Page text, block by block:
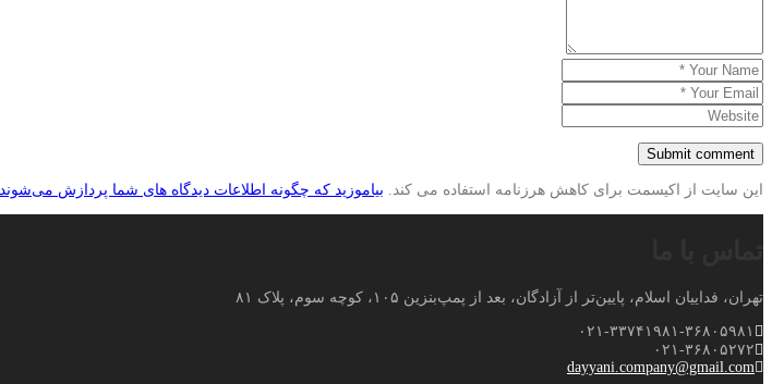
این سایت از اکیسمت برای کاهش هرزنامه استفاده می کند. بیاموزید که چگونه اطلاعات دیدگاه های شما پردازش می‌شوند
تهران، فداییان اسلام، پایین‌تر از آزادگان، بعد از پمپ‌بنزین ۱۰۵، کوچه سوم، پلاک ۸۱
۰۲۱-۳۳۷۴۱۹۸۱-۳۶۸۰۵۹۸۱
۰۲۱-۳۶۸۰۵۲۷۲
dayyani.company@gmail.com